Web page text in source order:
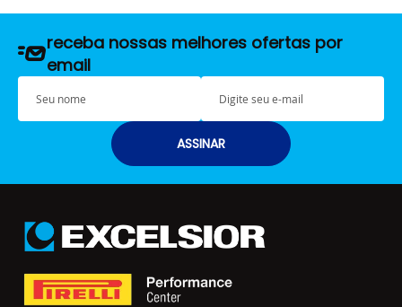
receba nossas melhores ofertas por
email
S
u
E
m
a
ASSINAR